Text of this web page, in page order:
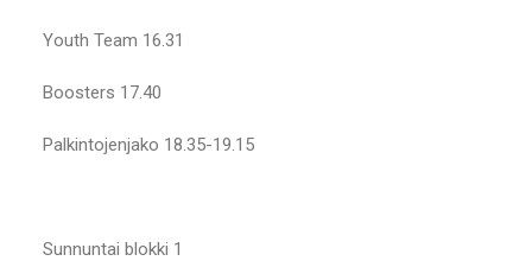
Youth Team 16.31
Boosters 17.40
Palkintojenjako 18.35-19.15
Sunnuntai blokki 1